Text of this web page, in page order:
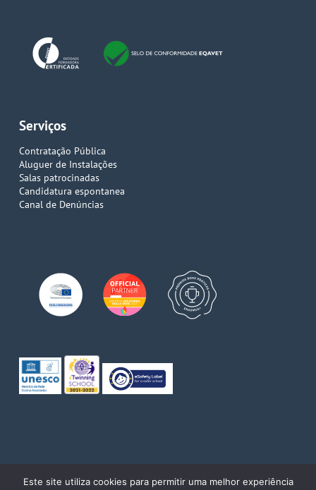
Serviços
Contratação Pública
Aluguer de Instalações
Salas patrocinadas
Candidatura espontanea
Canal de Denúncias
Este site utiliza cookies para permitir uma melhor experiência